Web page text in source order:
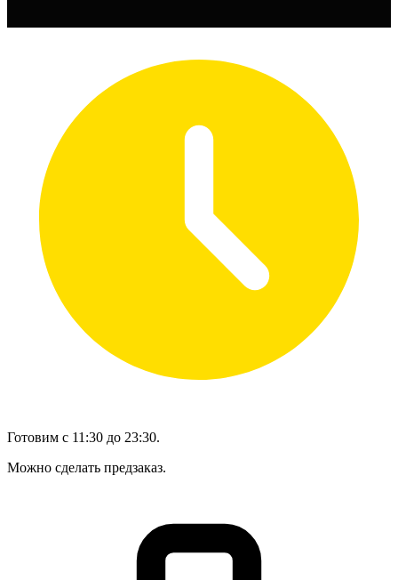
Готовим с 11:30 до 23:30.
Можно сделать предзаказ.